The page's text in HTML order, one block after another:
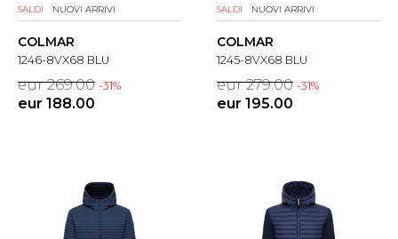
SALDI NUOVI ARRIVI
COLMAR
1246-8VX68 BLU
eur 269.00 -31%
eur 188.00
SALDI NUOVI ARRIVI
COLMAR
1245-8VX68 BLU
eur 279.00 -31%
eur 195.00